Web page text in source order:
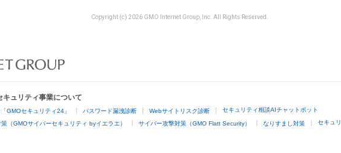
Copyright (c) 2026 GMO Internet Group, Inc. All Rights Reserved.
ュリティ事業について
GMOセキュリティ24」 パスワード漏洩診断 Webサイトリスク診断 セキュリティ相談AIチャットボット
（GMOサイバーセキュリティ byイエラエ） サイバー攻撃対策（GMO Flatt Security） なりすまし対策 セキュ